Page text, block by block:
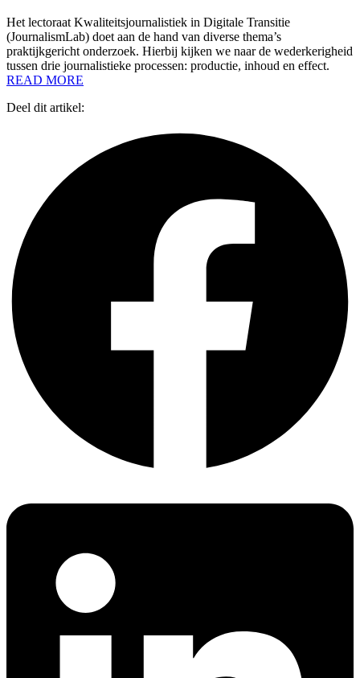
Het lectoraat Kwaliteitsjournalistiek in Digitale Transitie
(JournalismLab) doet aan de hand van diverse thema’s
praktijkgericht onderzoek. Hierbij kijken we naar de wederkerigheid
tussen drie journalistieke processen: productie, inhoud en effect.
READ MORE
Deel dit artikel: